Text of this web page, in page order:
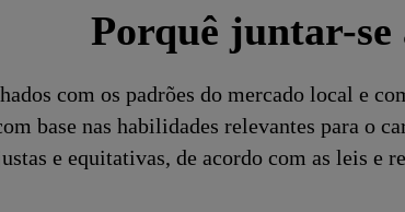
Porquê juntar-se
com os padrões do mercado local e
base nas habilidades relevantes para o
e equitativas, de acordo com as leis e